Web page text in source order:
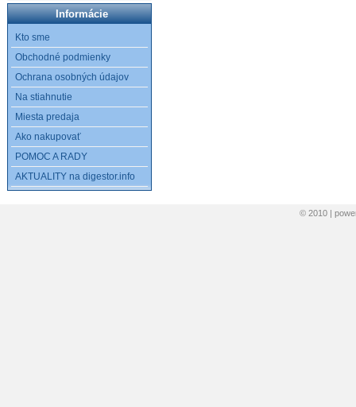
Informácie
Kto sme
Obchodné podmienky
Ochrana osobných údajov
Na stiahnutie
Miesta predaja
Ako nakupovať
POMOC A RADY
AKTUALITY na digestor.info
© 2010 |